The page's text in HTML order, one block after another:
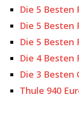
Die 5 Besten
Die 5 Besten
Die 5 Besten
Die 4 Besten
Die 3 Besten
Thule 940